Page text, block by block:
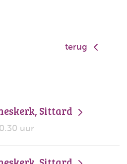
terug
Sittard
uur